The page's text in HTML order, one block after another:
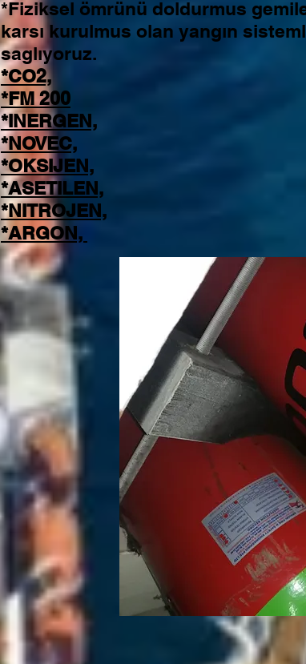
*Fiziksel ömrünü doldurmus
karsı kurulmus olan yangın
saglıyoruz.
*CO2,
*FM 200
*INERGEN,
*NOVEC,
*OKSIJEN,
*ASETILEN,
*NITROJEN,
*ARGON,